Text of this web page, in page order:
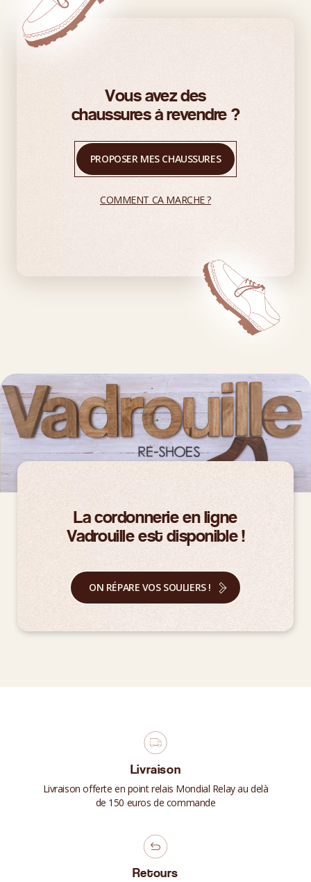
Vous avez des
chaussures à revendre ?
PROPOSER MES CHAUSSURES
COMMENT CA MARCHE ?
La cordonnerie en ligne
Vadrouille est disponible !
ON RÉPARE VOS SOULIERS !
Livraison
Livraison offerte en point relais Mondial Relay au delà
de 150 euros de commande
Retours